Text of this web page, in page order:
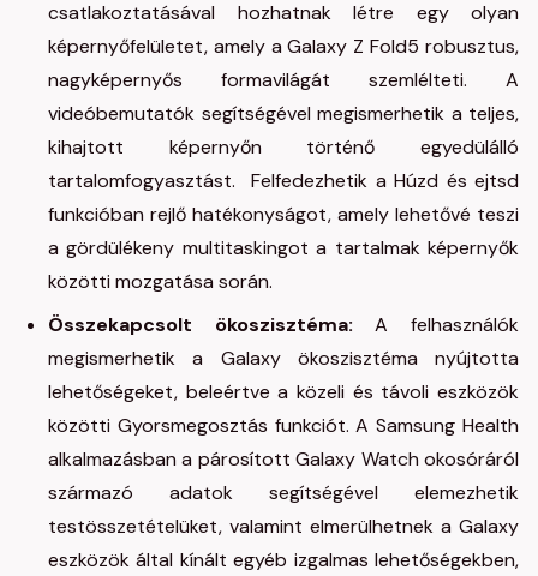
csatlakoztatásával hozhatnak létre egy olyan
képernyőfelületet, amely a Galaxy Z Fold5 robusztus,
nagyképernyős formavilágát szemlélteti. A
videóbemutatók segítségével megismerhetik a teljes,
kihajtott képernyőn történő egyedülálló
tartalomfogyasztást. Felfedezhetik a Húzd és ejtsd
funkcióban rejlő hatékonyságot, amely lehetővé teszi
a gördülékeny multitaskingot a tartalmak képernyők
közötti mozgatása során.
Összekapcsolt ökoszisztéma: A felhasználók
megismerhetik a Galaxy ökoszisztéma nyújtotta
lehetőségeket, beleértve a közeli és távoli eszközök
közötti Gyorsmegosztás funkciót. A Samsung Health
alkalmazásban a párosított Galaxy Watch okosóráról
származó adatok segítségével elemezhetik
testösszetételüket, valamint elmerülhetnek a Galaxy
eszközök által kínált egyéb izgalmas lehetőségekben,